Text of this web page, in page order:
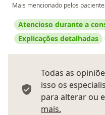
Mais mencionado pelos
Atencioso durante a
Explicações detalhadas
Todas as
isso os
para alterar ou
mais.